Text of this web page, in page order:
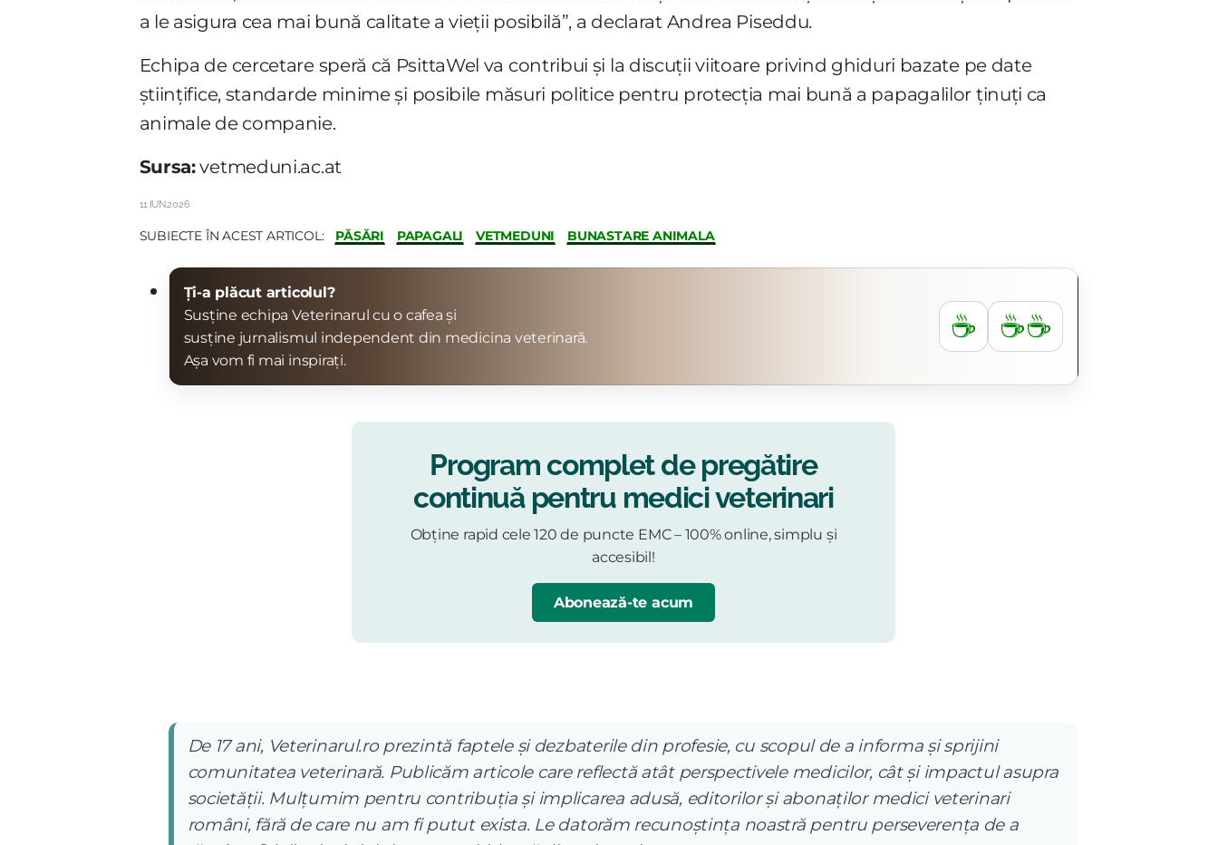
a le asigura cea mai bună calitate a vieții posibilă”, a declarat Andrea Piseddu.
Echipa de cercetare speră că PsittaWel va contribui și la discuții viitoare privind ghiduri bazate pe date
științifice, standarde minime și posibile măsuri politice pentru protecția mai bună a papagalilor ținuți ca
animale de companie.
Sursa:vetmeduni.ac.at
11.IUN.2026
SUBIECTE ÎN ACEST ARTICOL: PĂSĂRI PAPAGALI VETMEDUNI BUNASTARE ANIMALA
Ți-a plăcut articolul?
Susține echipa Veterinarul cu o cafea și
susține jurnalismul independent din medicina veterinară.
Așa vom fi mai inspirați.
☕ ☕☕
Program complet de pregătire
continuă pentru medici veterinari
Obține rapid cele 120 de puncte EMC – 100% online, simplu și
accesibil!
Abonează-te acum
De 17 ani, Veterinarul.ro prezintă faptele și dezbaterile din profesie, cu scopul de a informa și sprijini
comunitatea veterinară. Publicăm articole care reflectă atât perspectivele medicilor, cât și impactul asupra
societății. Mulțumim pentru contribuția și implicarea adusă, editorilor și abonaților medici veterinari
români, fără de care nu am fi putut exista. Le datorăm recunoștința noastră pentru perseverența de a